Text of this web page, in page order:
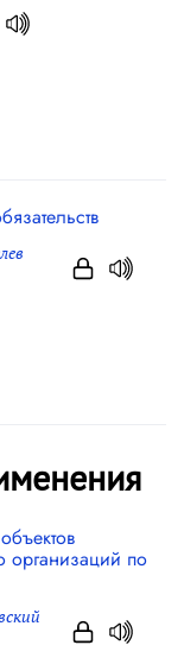
организаций по